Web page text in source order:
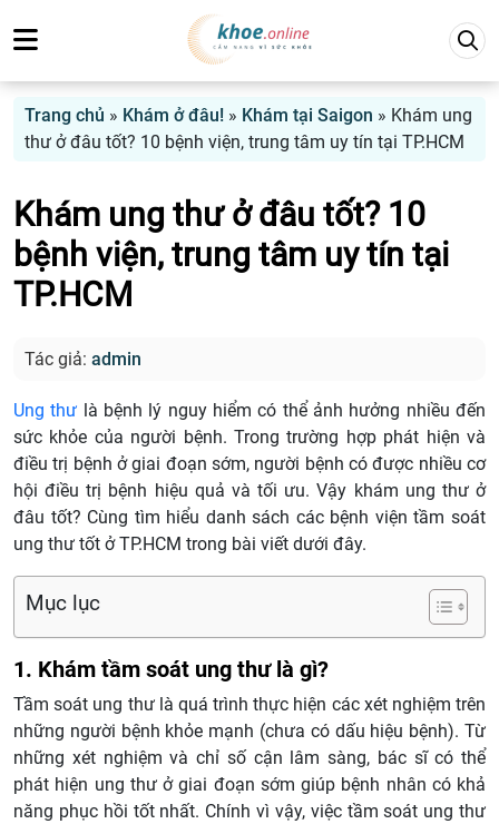
Trang chủ » Khám ở đâu! » Khám tại Saigon » Khám ung
thư ở đâu tốt? 10 bệnh viện, trung tâm uy tín tại TP.HCM
Khám ung thư ở đâu tốt? 10
bệnh viện, trung tâm uy tín tại
TP.HCM
Tác giả: admin
Ung thư là bệnh lý nguy hiểm có thể ảnh hưởng nhiều đến
sức khỏe của người bệnh. Trong trường hợp phát hiện và
điều trị bệnh ở giai đoạn sớm, người bệnh có được nhiều cơ
hội điều trị bệnh hiệu quả và tối ưu. Vậy khám ung thư ở
đâu tốt? Cùng tìm hiểu danh sách các bệnh viện tầm soát
ung thư tốt ở TP.HCM trong bài viết dưới đây.
Mục lục
1. Khám tầm soát ung thư là gì?
Tầm soát ung thư là quá trình thực hiện các xét nghiệm trên
những người bệnh khỏe mạnh (chưa có dấu hiệu bệnh). Từ
những xét nghiệm và chỉ số cận lâm sàng, bác sĩ có thể
phát hiện ung thư ở giai đoạn sớm giúp bệnh nhân có khả
năng phục hồi tốt nhất. Chính vì vậy, việc tầm soát ung thư